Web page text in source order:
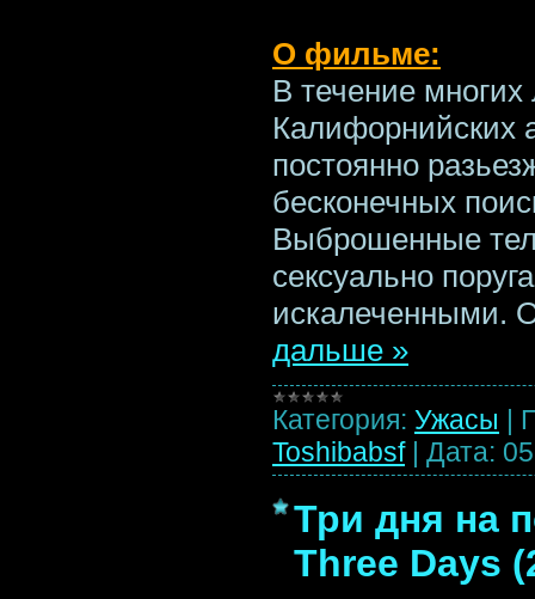
О фильме:
В течение
Калифорнийских
постоянно
бесконечных
Выброшенные
сексуально
искалеченными.
дальше »
Категория: Ужасы |
Toshibabsf | Дата:
Три дня на
Three Days